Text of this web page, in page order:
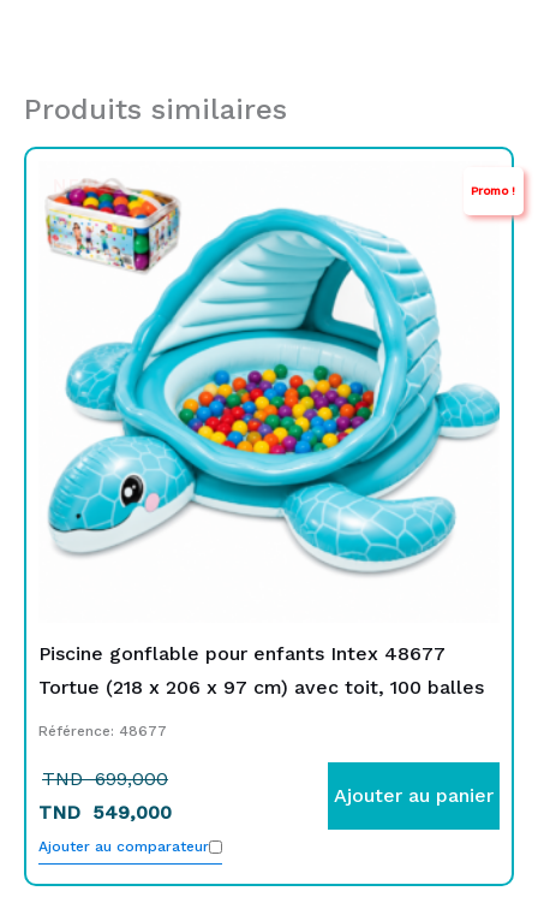
Produits similaires
Promo !
NEW
Piscine gonflable pour enfants Intex 48677
Tortue (218 x 206 x 97 cm) avec toit, 100 balles
Référence: 48677
TND699,000
prix
initial
était :
699,000.
TND 549,000
prix
actuel
est :
549,000.
Ajouter au panier
Ajouter au comparateur